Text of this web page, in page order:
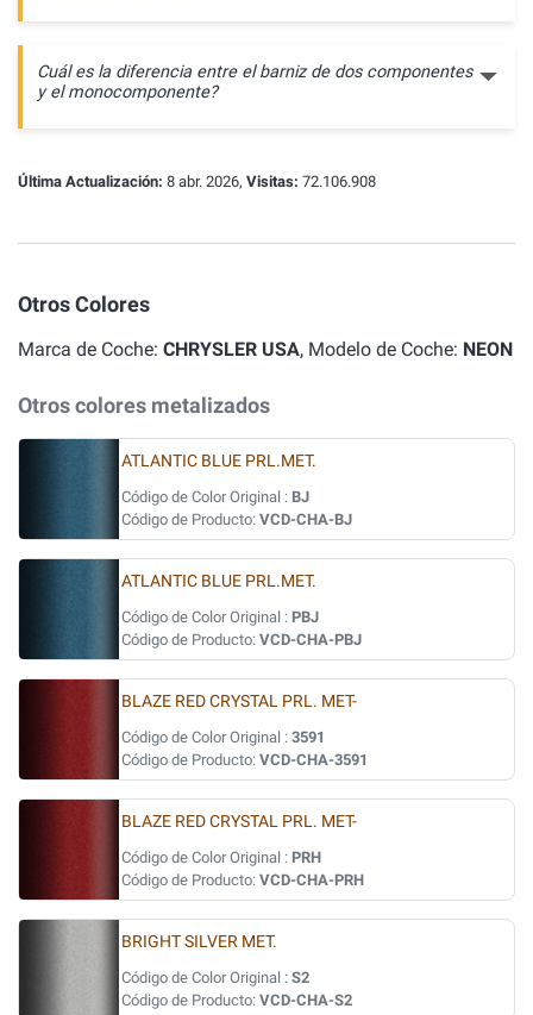
Cuál es la diferencia entre el barniz de dos componentes
y el monocomponente?
Última Actualización: 8 abr. 2026, Visitas: 72.106.908
Otros Colores
Marca de Coche: CHRYSLER USA, Modelo de Coche: NEON
Otros colores metalizados
ATLANTIC BLUE PRL.MET.
Código de Color Original : BJ
Código de Producto: VCD-CHA-BJ
ATLANTIC BLUE PRL.MET.
Código de Color Original : PBJ
Código de Producto: VCD-CHA-PBJ
BLAZE RED CRYSTAL PRL. MET-
Código de Color Original : 3591
Código de Producto: VCD-CHA-3591
BLAZE RED CRYSTAL PRL. MET-
Código de Color Original : PRH
Código de Producto: VCD-CHA-PRH
BRIGHT SILVER MET.
Código de Color Original : S2
Código de Producto: VCD-CHA-S2